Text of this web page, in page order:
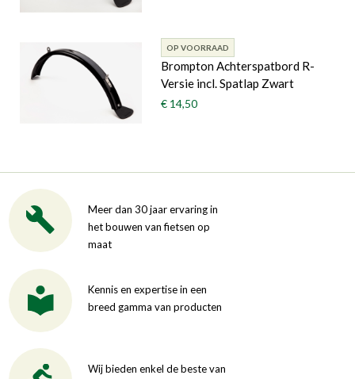
OP VOORRAAD
Brompton Achterspatbord R-
Versie incl. Spatlap Zwart
€ 14,50
Meer dan 30 jaar ervaring in
het bouwen van fietsen op
maat
Kennis en expertise in een
breed gamma van producten
Wij bieden enkel de beste van